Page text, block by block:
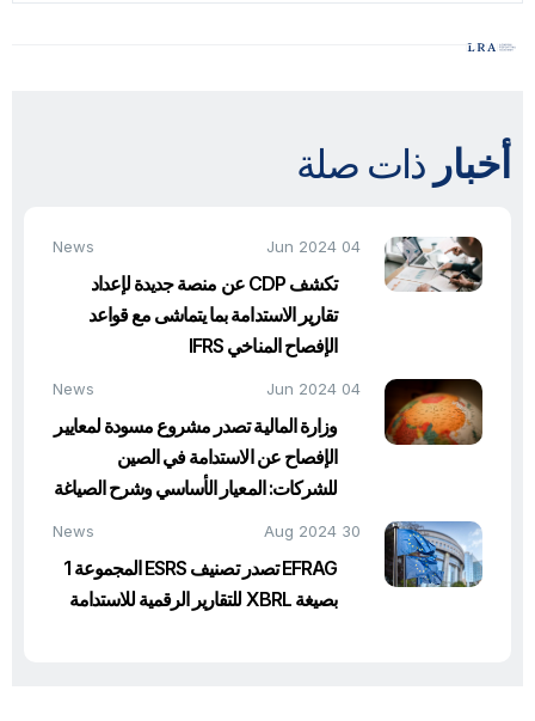
أخبار ذات صلة
04 Jun 2024
News
تكشف CDP عن منصة جديدة لإعداد
تقارير الاستدامة بما يتماشى مع قواعد
الإفصاح المناخي IFRS
04 Jun 2024
News
وزارة المالية تصدر مشروع مسودة لمعايير
الإفصاح عن الاستدامة في الصين
للشركات: المعيار الأساسي وشرح الصياغة
30 Aug 2024
News
EFRAG تصدر تصنيف ESRS المجموعة 1
بصيغة XBRL للتقارير الرقمية للاستدامة